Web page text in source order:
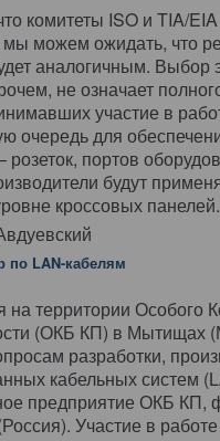
комитеты ISO и TIA/
мы можем ожидать, что
аналогичным. Выбор
не означает
участие в
очередь для
портов
будут
кроссовых панелей.
по LAN-кабелям
территории Особого
(ОКБ КП) в Мытищах
разработки,
кабельных систем
предприятие ОКБ
Участие в